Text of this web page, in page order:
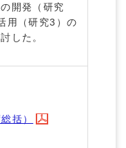
開発（研究
用（研究3）の
した。
括）